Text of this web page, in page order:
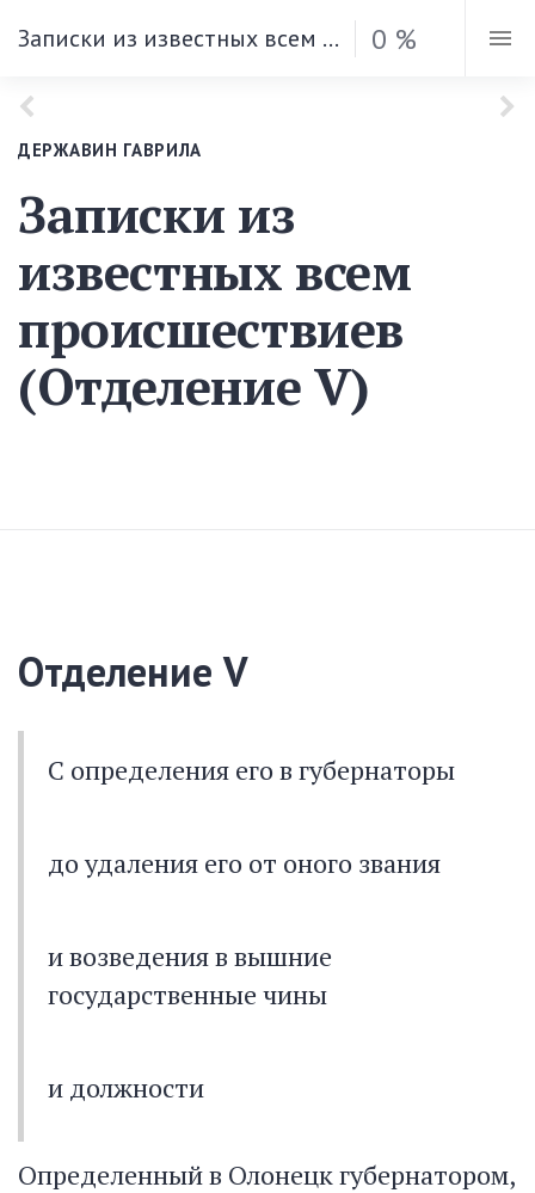
Записки из известных всем происшествиев (Отделение V) 0 %
ДЕРЖАВИН ГАВРИЛА
Записки из
известных всем
происшествиев
(Отделение V)
Отделение V
С определения его в губернаторы
до удаления его от оного звания
и возведения в вышние
государственные чины
и должности
Определенный в Олонецк губернатором,